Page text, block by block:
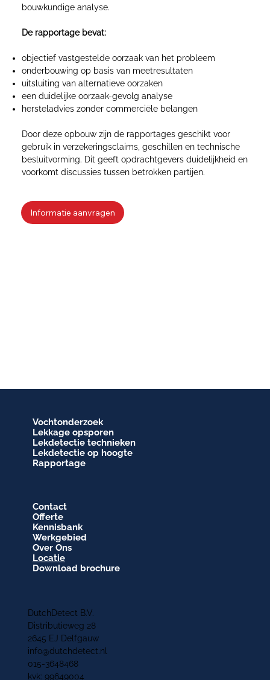
bouwkundige analyse.
De rapportage bevat:
objectief vastgestelde oorzaak van het probleem
onderbouwing op basis van meetresultaten
uitsluiting van alternatieve oorzaken
een duidelijke oorzaak-gevolg analyse
hersteladvies zonder commerciële belangen
Door deze opbouw zijn de rapportages geschikt voor
gebruik in verzekeringsclaims, geschillen en technische
besluitvorming. Dit geeft opdrachtgevers duidelijkheid en
voorkomt discussies tussen betrokken partijen.
Informatie aanvragen
Vochtonderzoek
Lekkage opsporen
Lekdetectie technieken
Lekdetectie op hoogte
Rapportage
Contact
Offerte
Kennisbank
Werkgebied
Over Ons
Locatie
Download brochure
DutchDetect B.V.
Distributieweg 28
2645 EJ Delfgauw
info@dutchdetect.nl
015-3648468
kvk: 99649004